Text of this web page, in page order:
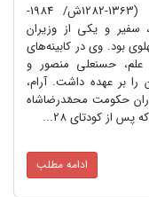
غلامعباس آرام (1363-1282ش/ 1984-
سفیر و یکی از وزیران
بود. وی در کابینه‌های
علم، حسنعلی منصور و
بر عهده داشت. آرام،
حکومت محمّدرضاشاه
کودتای 28...
ادامه مطلب